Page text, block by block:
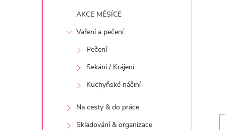
AKCE MĚSÍCE
Vaření a pečení
Pečení
Sekání / Krájení
Kuchyňské náčiní
Na cesty & do práce
Skladování & organizace